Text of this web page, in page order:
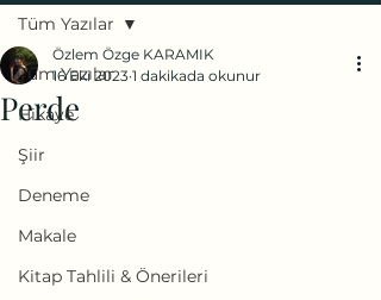
Tüm Yazılar
Hikaye
Şiir
Deneme
Makale
Kitap Tahlili & Önerileri
Tüm Yazılar
Perde
Özlem Özge KARAMIK
16 Eki 2023 1 dakikada okunur